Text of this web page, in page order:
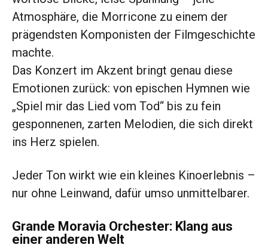
Atmosphäre, die Morricone zu einem der
prägendsten Komponisten der Filmgeschichte
machte.
Das Konzert im Akzent bringt genau diese
Emotionen zurück: von epischen Hymnen wie
„Spiel mir das Lied vom Tod“ bis zu fein
gesponnenen, zarten Melodien, die sich direkt
ins Herz spielen.
Jeder Ton wirkt wie ein kleines Kinoerlebnis –
nur ohne Leinwand, dafür umso unmittelbarer.
Grande Moravia Orchester: Klang aus
einer anderen Welt